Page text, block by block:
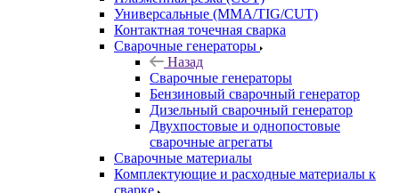
Универсальные (MMA/TIG/CUT)
Контактная точечная сварка
Сварочные генераторы
Назад
Сварочные генераторы
Бензиновый сварочный генератор
Дизельный сварочный генератор
Двухпостовые и однопостовые
сварочные агрегаты
Сварочные материалы
Комплектующие и расходные материалы к
сварке